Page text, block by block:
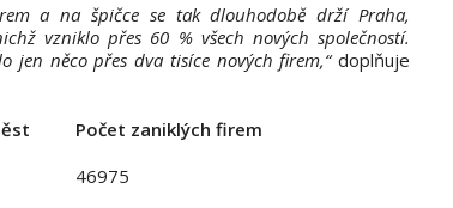
a na špičce se tak dlouhodobě drží Praha,
vzniklo přes 60 % všech nových společností.
jen něco přes dva tisíce nových firem,“ doplňuje
Počet zaniklých firem
46975